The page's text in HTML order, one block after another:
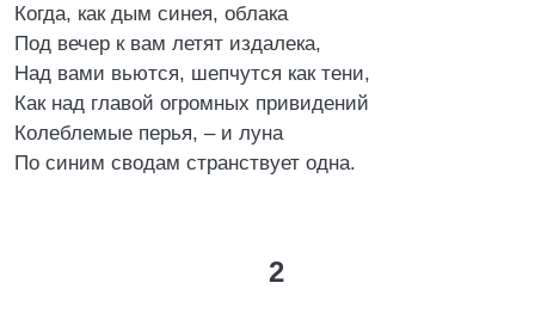
Когда, как дым синея, облака
Под вечер к вам летят издалека,
Над вами вьются, шепчутся как тени,
Как над главой огромных привидений
Колеблемые перья, – и луна
По синим сводам странствует одна.
2